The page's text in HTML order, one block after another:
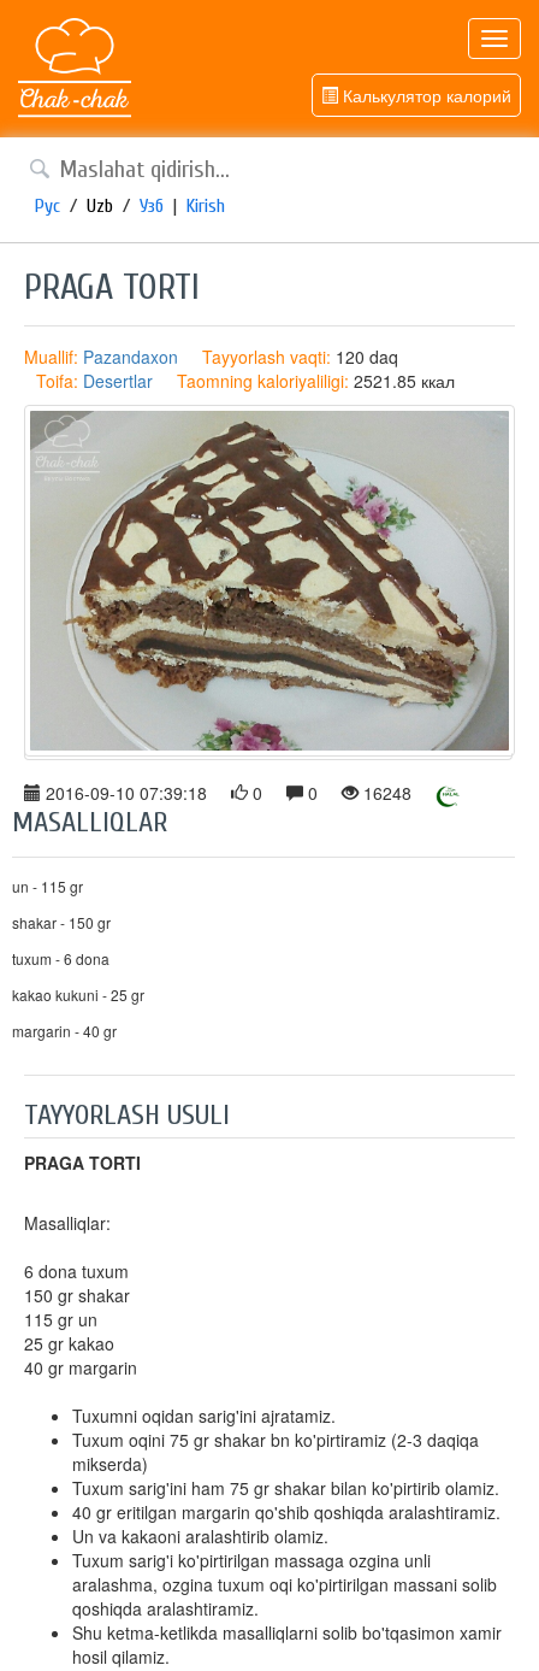
Калькулятор калорий
Рус / Uzb / Узб | Kirish
PRAGA TORTI
Muallif: Pazandaxon Tayyorlash vaqti: 120 daq
Toifa: Desertlar Taomning kaloriyaliligi: 2521.85 ккал
2016-09-10 07:39:18 0 0 16248
MASALLIQLAR
un - 115 gr
shakar - 150 gr
tuxum - 6 dona
kakao kukuni - 25 gr
margarin - 40 gr
TAYYORLASH USULI
PRAGA TORTI
Masalliqlar:
6 dona tuxum
150 gr shakar
115 gr un
25 gr kakao
40 gr margarin
Tuxumni oqidan sarig'ini ajratamiz.
Tuxum oqini 75 gr shakar bn ko'pirtiramiz (2-3 daqiqa
mikserda)
Tuxum sarig'ini ham 75 gr shakar bilan ko'pirtirib olamiz.
40 gr eritilgan margarin qo'shib qoshiqda aralashtiramiz.
Un va kakaoni aralashtirib olamiz.
Tuxum sarig'i ko'pirtirilgan massaga ozgina unli
aralashma, ozgina tuxum oqi ko'pirtirilgan massani solib
qoshiqda aralashtiramiz.
Shu ketma-ketlikda masalliqlarni solib bo'tqasimon xamir
hosil qilamiz.